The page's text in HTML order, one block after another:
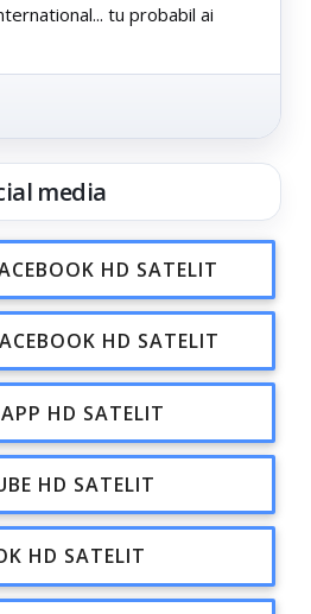
tu probabil ai
media
HD SATELIT
HD SATELIT
HD SATELIT
HD SATELIT
HD SATELIT